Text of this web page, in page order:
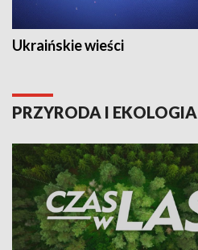
Ukraińskie wieści
PRZYRODA I EKOLOGIA